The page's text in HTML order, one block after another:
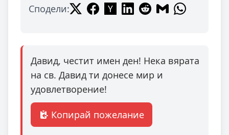
Сподели:
Давид, честит имен ден! Нека вярата
на св. Давид ти донесе мир и
удовлетворение!
Копирай пожелание